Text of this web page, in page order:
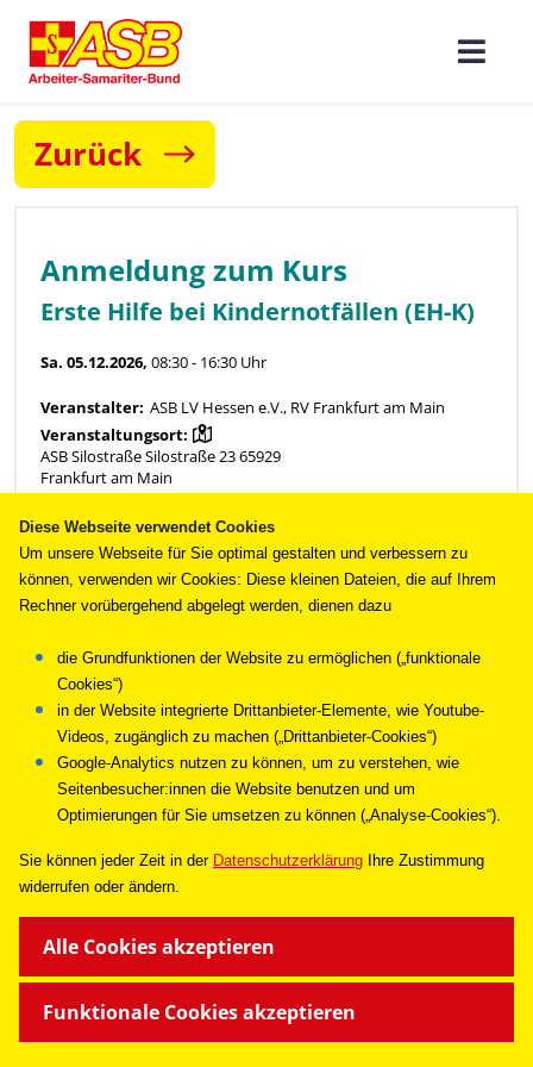
Zurück
Diese Webseite verwendet Cookies
Um unsere Webseite für Sie optimal gestalten und verbessern zu
können, verwenden wir Cookies: Diese kleinen Dateien, die auf Ihrem
Rechner vorübergehend abgelegt werden, dienen dazu
die Grundfunktionen der Website zu ermöglichen („funktionale
Cookies“)
in der Website integrierte Drittanbieter-Elemente, wie Youtube-
Videos, zugänglich zu machen („Drittanbieter-Cookies“)
Google-Analytics nutzen zu können, um zu verstehen, wie
Seitenbesucher:innen die Website benutzen und um
Optimierungen für Sie umsetzen zu können („Analyse-Cookies“).
Sie können jeder Zeit in der Datenschutzerklärung
Ihre Zustimmung
widerrufen oder ändern.
Funktionale Cookies akzeptieren
Alle Cookies akzeptieren